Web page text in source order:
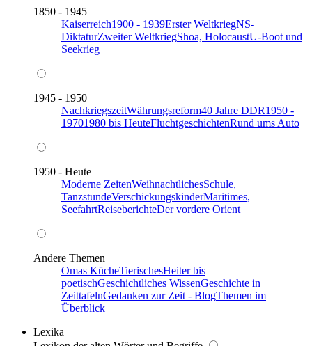
1850 - 1945
Kaiserreich1900 - 1939Erster WeltkriegNS-
DiktaturZweiter WeltkriegShoa, HolocaustU-Boot und
Seekrieg
1945 - 1950
NachkriegszeitWährungsreform40 Jahre DDR1950 -
19701980 bis HeuteFluchtgeschichtenRund ums Auto
1950 - Heute
Moderne ZeitenWeihnachtlichesSchule,
TanzstundeVerschickungskinderMaritimes,
SeefahrtReiseberichteDer vordere Orient
Andere Themen
Omas KücheTierischesHeiter bis
poetischGeschichtliches WissenGeschichte in
ZeittafelnGedanken zur Zeit - BlogThemen im
Überblick
Lexika